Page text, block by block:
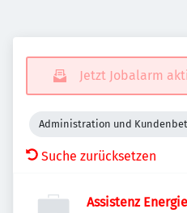
Jetzt Jobalarm
Administration und
Suche zurücksetzen
Assistenz